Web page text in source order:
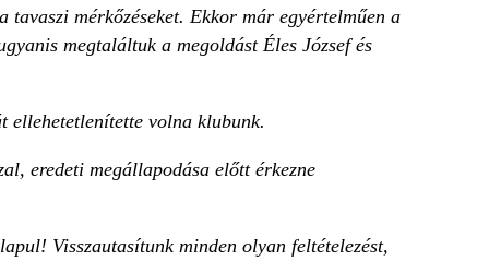
mérkőzéseket. Ekkor már egyértelműen a
megtaláltuk a megoldást Éles József és
ellehetetlenítette volna klubunk.
eredeti megállapodása előtt érkezne
Visszautasítunk minden olyan feltételezést,